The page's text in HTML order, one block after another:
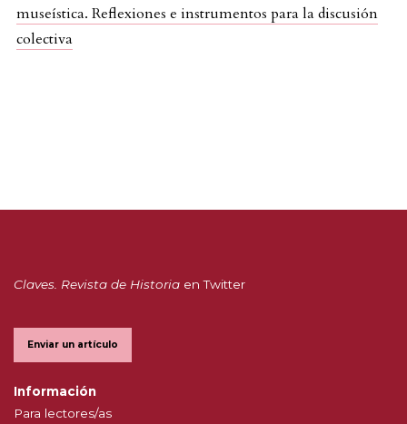
museística. Reflexiones e instrumentos para la discusión
colectiva
Claves. Revista de Historia en Twitter
Enviar un artículo
Información
Para lectores/as